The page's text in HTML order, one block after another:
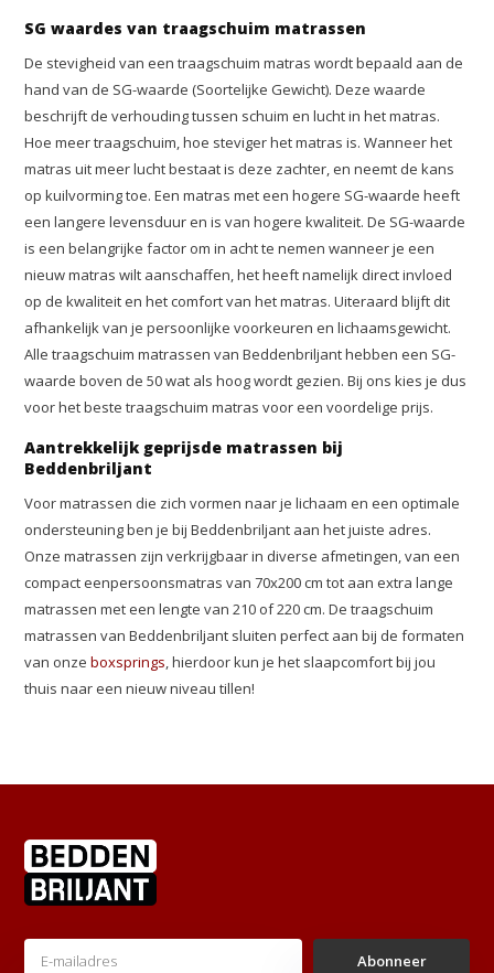
SG waardes van traagschuim matrassen
De stevigheid van een traagschuim matras wordt bepaald aan de
hand van de SG-waarde (Soortelijke Gewicht). Deze waarde
beschrijft de verhouding tussen schuim en lucht in het matras.
Hoe meer traagschuim, hoe steviger het matras is. Wanneer het
matras uit meer lucht bestaat is deze zachter, en neemt de kans
op kuilvorming toe. Een matras met een hogere SG-waarde heeft
een langere levensduur en is van hogere kwaliteit. De SG-waarde
is een belangrijke factor om in acht te nemen wanneer je een
nieuw matras wilt aanschaffen, het heeft namelijk direct invloed
op de kwaliteit en het comfort van het matras. Uiteraard blijft dit
afhankelijk van je persoonlijke voorkeuren en lichaamsgewicht.
Alle traagschuim matrassen van Beddenbriljant hebben een SG-
waarde boven de 50 wat als hoog wordt gezien. Bij ons kies je dus
voor het beste traagschuim matras voor een voordelige prijs.
Aantrekkelijk geprijsde matrassen bij
Beddenbriljant
Voor matrassen die zich vormen naar je lichaam en een optimale
ondersteuning ben je bij Beddenbriljant aan het juiste adres.
Onze matrassen zijn verkrijgbaar in diverse afmetingen, van een
compact eenpersoonsmatras van 70x200 cm tot aan extra lange
matrassen met een lengte van 210 of 220 cm. De traagschuim
matrassen van Beddenbriljant sluiten perfect aan bij de formaten
van onzeboxsprings, hierdoor kun je het slaapcomfort bij jou
thuis naar een nieuw niveau tillen!
Abonneer